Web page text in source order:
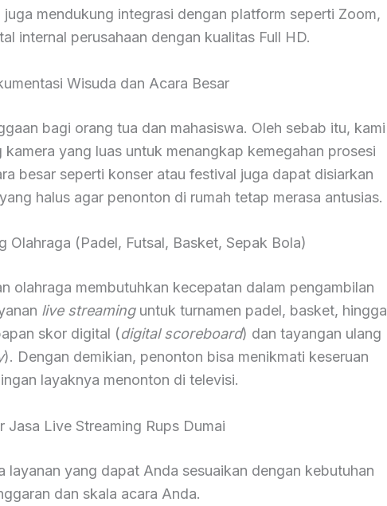
mendukung integrasi dengan platform seperti Zoom,
internal perusahaan dengan kualitas Full HD.
Wisuda dan Acara Besar
bagi orang tua dan mahasiswa. Oleh sebab itu, kami
yang luas untuk menangkap kemegahan prosesi
besar seperti konser atau festival juga dapat disiarkan
halus agar penonton di rumah tetap merasa antusias.
Olahraga (Padel, Futsal, Basket, Sepak Bola)
olahraga membutuhkan kecepatan dalam pengambilan
live streaminguntuk turnamen padel, basket, hingga
skor digital (digital scoreboard) dan tayangan ulang
). Dengan demikian, penonton bisa menikmati keseruan
layaknya menonton di televisi.
Jasa Live Streaming Rups Dumai
layanan yang dapat Anda sesuaikan dengan kebutuhan
dan skala acara Anda.